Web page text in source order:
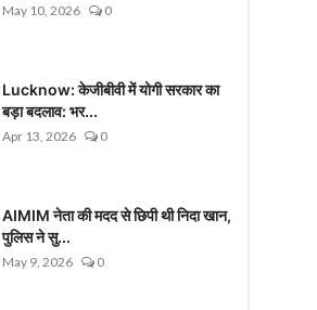
May 10, 2026 0
Lucknow: केजीबीवी में योगी सरकार का
बड़ा बदलाव: भर...
Apr 13, 2026 0
AIMIM नेता की मदद से छिपी थी निदा खान,
पुलिस ने सु...
May 9, 2026 0